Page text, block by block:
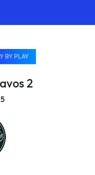
BY PLAY
2